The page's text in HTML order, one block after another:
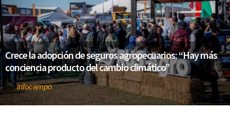
Crece la adopción de seguros agropecuarios: “Hay más
conciencia producto del cambio climático”
Porinfocampo